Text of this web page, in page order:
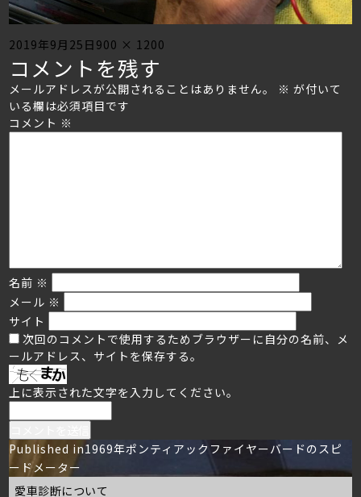
Posted
on
2019年9月25日 Full
size
900 × 1200
コメントを残す
メールアドレスが公開されることはありません。 ※ が付いて
いる欄は必須項目です
コメント ※
名前 ※
メール ※
サイト
次回のコメントで使用するためブラウザーに自分の名前、メ
ールアドレス、サイトを保存する。
上に表示された文字を入力してください。
投
稿
Published in1969年ポンティアックファイヤーバードのスピ
ードメーター
愛車診断について